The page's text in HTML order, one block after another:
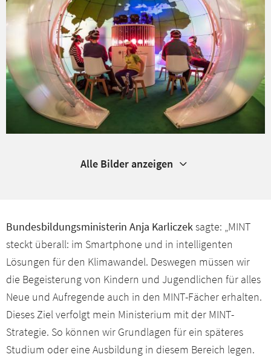
Alle Bilder anzeigen
Bundesbildungsministerin Anja Karliczeksagte: „MINT
steckt überall: im Smartphone und in intelligenten
Lösungen für den Klimawandel. Deswegen müssen wir
die Begeisterung von Kindern und Jugendlichen für alles
Neue und Aufregende auch in den MINT-Fächer erhalten.
Dieses Ziel verfolgt mein Ministerium mit der MINT-
Strategie. So können wir Grundlagen für ein späteres
Studium oder eine Ausbildung in diesem Bereich legen.